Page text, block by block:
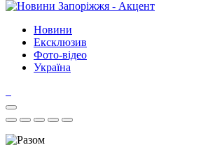
Новини
Ексклюзив
Фото-відео
Україна